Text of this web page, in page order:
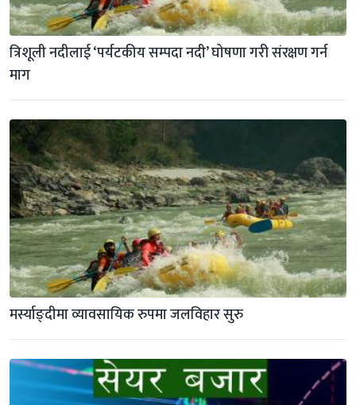
त्रिशूली नदीलाई ‘पर्यटकीय सम्पदा नदी’ घोषणा गरी संरक्षण गर्न
माग
मर्स्याङ्दीमा व्यावसायिक रुपमा जलविहार सुरु